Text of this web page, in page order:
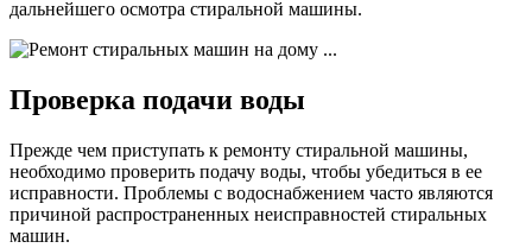
дальнейшего осмотра стиральной машины.
Проверка подачи воды
Прежде чем приступать к ремонту стиральной машины,
необходимо проверить подачу воды, чтобы убедиться в ее
исправности. Проблемы с водоснабжением часто являются
причиной распространенных неисправностей стиральных
машин.